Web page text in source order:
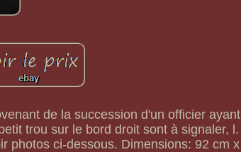
de la succession d'un officier ayant
trou sur le bord droit sont à signaler, l.
photos ci-dessous. Dimensions: 92 cm x